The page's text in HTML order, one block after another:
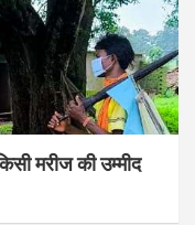
मरीज की उम्मीद